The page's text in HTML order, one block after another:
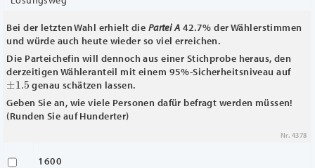
Bei der letzten Wahl erhielt die Partei A 42.7% der Wählerstimmen
und würde auch heute wieder so viel erreichen.
Die Parteichefin will dennoch aus einer Stichprobe heraus, den
derzeitigen Wähleranteil mit einem 95%-Sicherheitsniveau auf
±1.5genau schätzen lassen.
Geben Sie an, wie viele Personen dafür befragt werden müssen!
(Runden Sie auf Hunderter)
Nr. 4378
1600